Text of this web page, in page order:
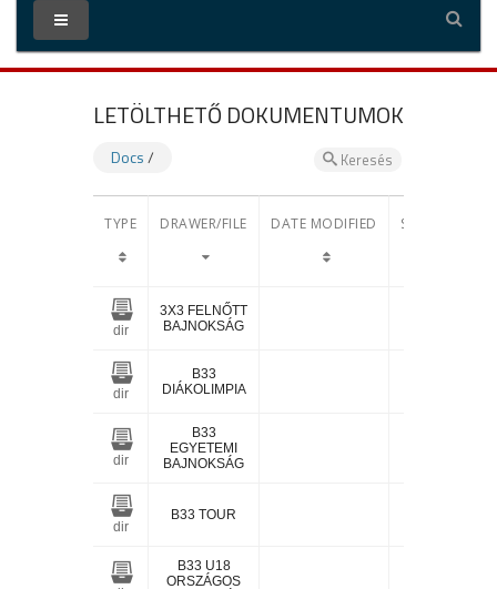
LETÖLTHETŐ DOKUMENTUMOK
Docs/ Keresés
TYPE DRAWER/FILE DATE MODIFIED SIZE
dir
3X3 FELNŐTT
BAJNOKSÁG
dir
B33
DIÁKOLIMPIA
dir
B33
EGYETEMI
BAJNOKSÁG
dir
B33 TOUR
B33 U18
ORSZÁGOS